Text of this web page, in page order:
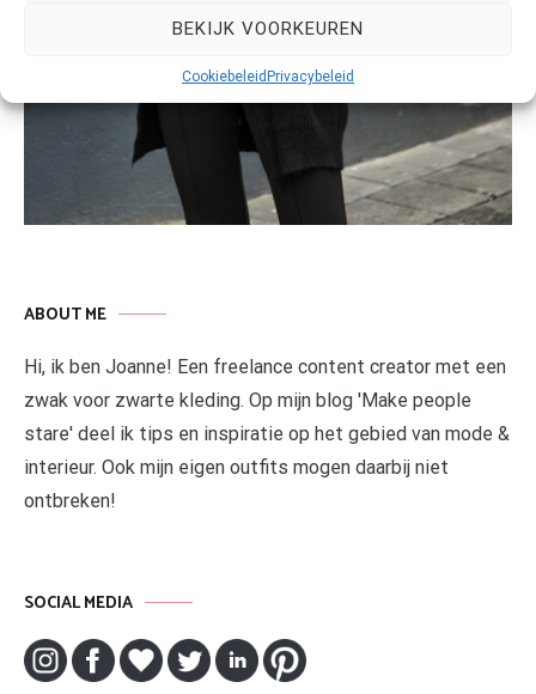
BEKIJK VOORKEUREN
CookiebeleidPrivacybeleid
ABOUT ME
Hi, ik ben Joanne! Een freelance content creator met een
zwak voor zwarte kleding. Op mijn blog 'Make people
stare' deel ik tips en inspiratie op het gebied van mode &
interieur. Ook mijn eigen outfits mogen daarbij niet
ontbreken!
SOCIAL MEDIA